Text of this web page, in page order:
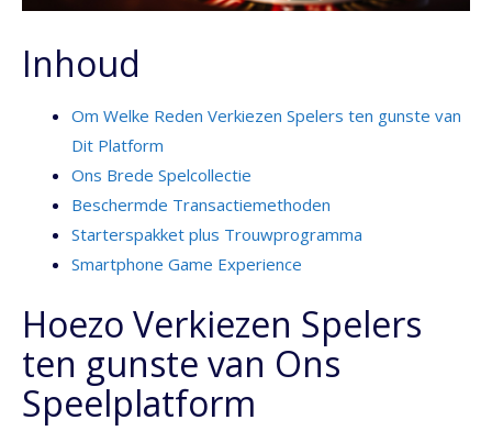
Inhoud
Om Welke Reden Verkiezen Spelers ten gunste van
Dit Platform
Ons Brede Spelcollectie
Beschermde Transactiemethoden
Starterspakket plus Trouwprogramma
Smartphone Game Experience
Hoezo Verkiezen Spelers
ten gunste van Ons
Speelplatform